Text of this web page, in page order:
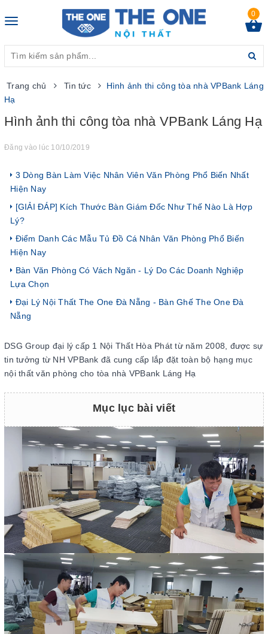
Toggle
0
Trang chủ Tin tức
Hình ảnh thi công tòa nhà VPBank Láng
Hạ
Hình ảnh thi công tòa nhà VPBank Láng Hạ
Đăng vào lúc 10/10/2019
3 Dòng Bàn Làm Việc Nhân Viên Văn Phòng Phổ Biến Nhất
Hiện Nay
[GIẢI ĐÁP] Kích Thước Bàn Giám Đốc Như Thế Nào Là Hợp
Lý?
Điểm Danh Các Mẫu Tủ Đồ Cá Nhân Văn Phòng Phổ Biến
Hiện Nay
Bàn Văn Phòng Có Vách Ngăn - Lý Do Các Doanh Nghiệp
Lựa Chọn
Đại Lý Nội Thất The One Đà Nẵng - Bàn Ghế The One Đà
Nẵng
DSG Group đại lý cấp 1 Nội Thất Hòa Phát từ năm 2008, được sự
tin tưởng từ NH VPBank đã cung cấp lắp đặt toàn bộ hạng mục
nội thất văn phòng cho tòa nhà VPBank Láng Hạ
Mục lục bài viết